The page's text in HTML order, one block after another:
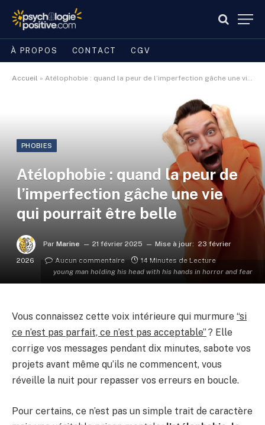
À PROPOS CONTACT CGV
Accueil » Atélophobie : quand la peur de l’imperfection gâche une vie qui pourrait être belle
young man holding his head with his hands in horror and fear
PHOBIES
Atélophobie : quand la peur de
l’imperfection gâche une vie
qui pourrait être belle
Par Marine 21 février 2025 Mise à jour: 23 février
2026
Aucun commentaire 14 Minutes de Lecture
Vous connaissez cette voix intérieure qui murmure “si
ce n’est pas parfait, ce n’est pas acceptable”? Elle
corrige vos messages pendant dix minutes, sabote vos
projets avant même qu’ils ne commencent, vous
réveille la nuit pour repasser vos erreurs en boucle.
Pour certains, ce n’est pas un simple trait de caractère